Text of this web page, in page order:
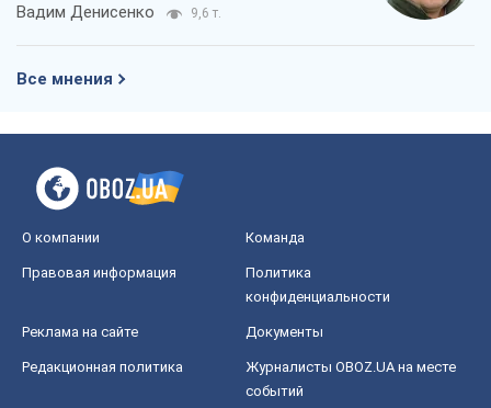
Вадим Денисенко 9,6 т.
Все мнения
О компании Команда
Правовая информация
Политика
конфиденциальности
Реклама на сайте Документы
Редакционная политика
Журналисты OBOZ.UA на месте
событий